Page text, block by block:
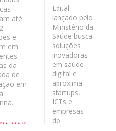
até
e
em
da
de
em
MAIS
Edital
lançado pelo
Ministério da
Saúde busca
soluções
inovadoras
em saúde
digital e
aproxima
startups,
ICTs e
empresas
do